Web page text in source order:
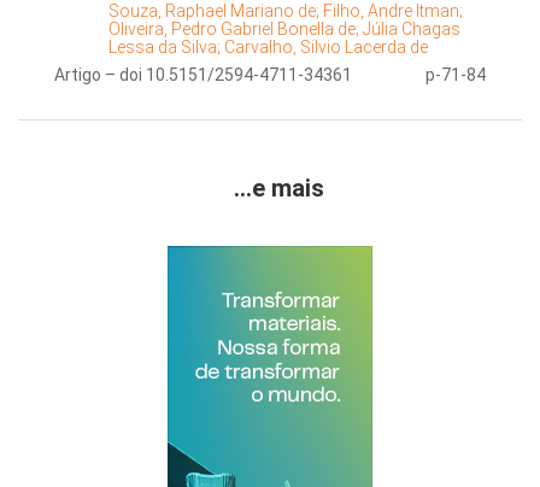
Souza, Raphael Mariano de; Filho, Andre Itman;
Oliveira, Pedro Gabriel Bonella de; Júlia Chagas
Lessa da Silva; Carvalho, Silvio Lacerda de
Artigo – doi 10.5151/2594-4711-34361
p-71-84
...e mais